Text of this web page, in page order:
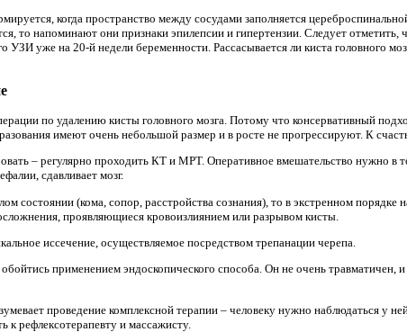
когда пространство между сосудами заполняется
то напоминают они признаки эпилепсии и гипертензии. Следует отметить,
УЗИ уже на 20-й недели беременности. Рассасывается ли киста головного
по удалению кисты головного мозга. Потому что консервативный
имеют очень небольшой размер и в росте не прогрессируют. К
– регулярно проходить КТ и МРТ. Оперативное вмешательство нужно в
сдавливает мозг.
состоянии (кома, сопор, расстройства сознания), то в экстренном порядке
проявляющиеся кровоизлиянием или разрывом кисты.
иссечение, осуществляемое посредством трепанации черепа.
применением эндоскопического способа. Он не очень травматичен,
проведение комплексной терапии – человеку нужно наблюдаться у
к рефлексотерапевту и массажисту.